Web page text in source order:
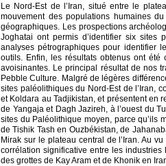
Le Nord-Est de l’Iran, situé entre le
mouvement des populations humaines
géographiques. Les prospections
Joghatai ont permis d’identifier six sites
analyses pétrographiques pour identifier
outils. Enfin, les résultats obtenus ont
avoisinantes. Le principal résultat de nos
Pebble Culture. Malgré de légères
sites paléolithiques du Nord-Est de l’Iran,
et Koldara au Tadjikistan, et présentent en
de Yangaja et Dagh Jazireh, à l’ouest du
sites du Paléolithique moyen, parce qu’ils
de Tishik Tash en Ouzbékistan, de
Mirak sur le plateau central de l’Iran. Au
corrélation significative entre les
des grottes de Kay Aram et de Khonik en